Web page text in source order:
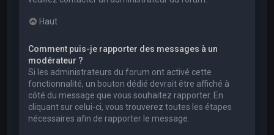
Haut
Comment puis-je rapporter des messages à un
modérateur ?
Si les administrateurs du forum ont activé cette
fonctionnalité, un bouton dédié devrait être affiché à
côté du message que vous souhaitez rapporter. En
cliquant sur celui-ci, vous trouverez toutes les étapes
nécessaires afin de rapporter le message.